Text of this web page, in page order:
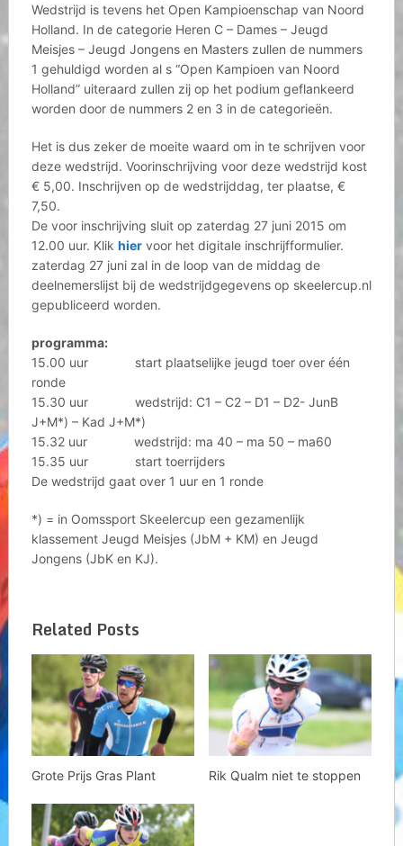
Wedstrijd is tevens het Open Kampioenschap van Noord
Holland. In de categorie Heren C – Dames – Jeugd
Meisjes – Jeugd Jongens en Masters zullen de nummers
1 gehuldigd worden al s “Open Kampioen van Noord
Holland” uiteraard zullen zij op het podium geflankeerd
worden door de nummers 2 en 3 in de categorieën.
Het is dus zeker de moeite waard om in te schrijven voor
deze wedstrijd. Voorinschrijving voor deze wedstrijd kost
€ 5,00. Inschrijven op de wedstrijddag, ter plaatse, €
7,50.
De voor inschrijving sluit op zaterdag 27 juni 2015 om
12.00 uur. Klik hiervoor het digitale inschrijfformulier.
zaterdag 27 juni zal in de loop van de middag de
deelnemerslijst bij de wedstrijdgegevens op skeelercup.nl
gepubliceerd worden.
programma:
15.00 uur start plaatselijke jeugd toer over één
ronde
15.30 uur wedstrijd: C1 – C2 – D1 – D2- JunB
J+M*) – Kad J+M*)
15.32 uur wedstrijd: ma 40 – ma 50 – ma60
15.35 uur start toerrijders
De wedstrijd gaat over 1 uur en 1 ronde
*) = in Oomssport Skeelercup een gezamenlijk
klassement Jeugd Meisjes (JbM + KM) en Jeugd
Jongens (JbK en KJ).
Related Posts
Grote Prijs Gras Plant Rik Qualm niet te stoppen